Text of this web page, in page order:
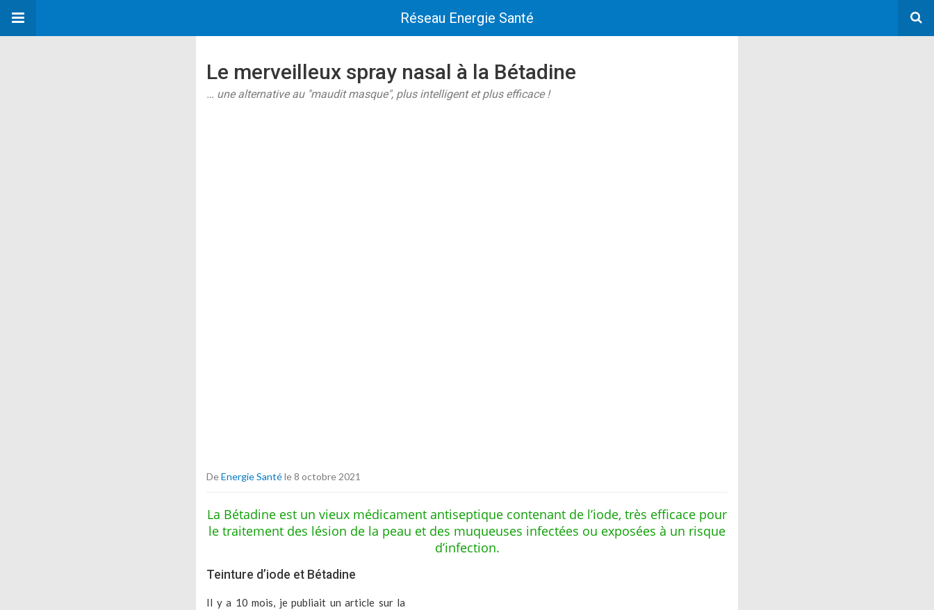
Réseau Energie Santé
Le merveilleux spray nasal à la Bétadine
… une alternative au "maudit masque", plus intelligent et plus efficace !
DeEnergie Santéle 8 octobre 2021
La Bétadine est un vieux médicament antiseptique contenant de l’iode, très efficace pour
le traitement des lésion de la peau et des muqueuses infectées ou exposées à un risque
d’infection.
Teinture d’iode et Bétadine
Il y a 10 mois, je publiait un article sur la